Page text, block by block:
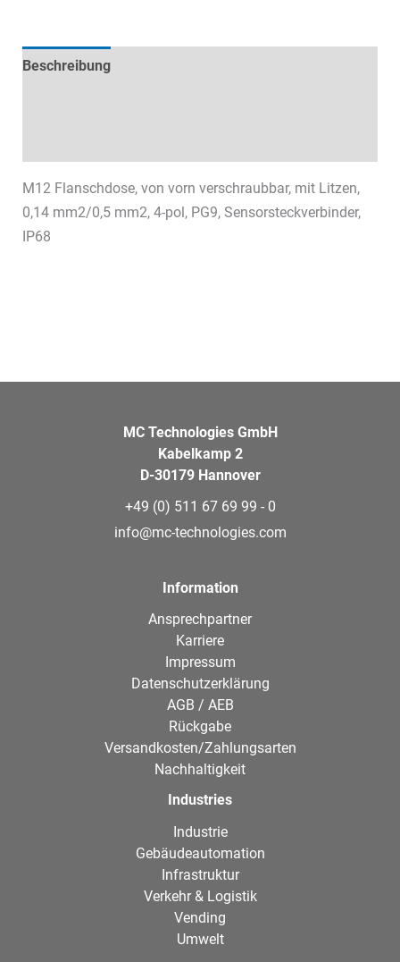
Beschreibung
M12 Flanschdose, von vorn verschraubbar, mit Litzen,
0,14 mm2/0,5 mm2, 4-pol, PG9, Sensorsteckverbinder,
IP68
MC Technologies GmbH
Kabelkamp 2
D-30179 Hannover
+49 (0) 511 67 69 99 - 0
info@mc-technologies.com
Information
Ansprechpartner
Karriere
Impressum
Datenschutzerklärung
AGB / AEB
Rückgabe
Versandkosten/Zahlungsarten
Nachhaltigkeit
Industries
Industrie
Gebäudeautomation
Infrastruktur
Verkehr & Logistik
Vending
Umwelt